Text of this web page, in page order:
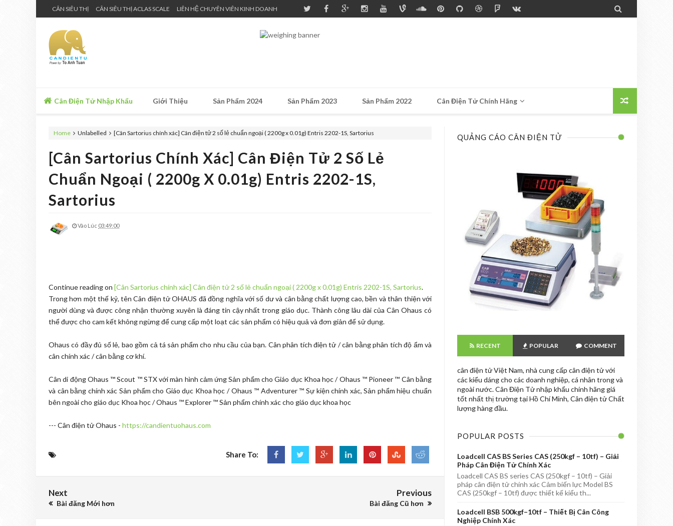
CÂN SIÊU THỊ CÂN SIÊU THỊ ACLAS SCALE LIÊN HỆ CHUYÊN VIÊN KINH DOANH 
Cân Điện Tử Nhập Khẩu Giới Thiệu Sản Phẩm 2024 Sản Phẩm 2023 Sản Phẩm 2022 Cân Điện Tử Chính Hãng
Home Unlabelled [Cân Sartorius chính xác] Cân điện tử 2 số lẻ chuẩn ngoại ( 2200g x 0.01g) Entris 2202-1S, Sartorius
[Cân Sartorius Chính Xác] Cân Điện Tử 2 Số Lẻ
Chuẩn Ngoại ( 2200g X 0.01g) Entris 2202-1S,
Sartorius
Vào Lúc 03:49:00
Continue reading on [Cân Sartorius chính xác] Cân điện tử 2 số lẻ chuẩn ngoại ( 2200g x 0.01g) Entris 2202-1S, Sartorius.
Trong hơn một thế kỷ, tên Cân điện tử OHAUS đã đồng nghĩa với số dư và cân bằng chất lượng cao, bền và thân thiện với
người dùng và được công nhận thường xuyên là đáng tin cậy nhất trong giáo dục. Thành công lâu dài của Cân Ohaus có
thể được cho cam kết không ngừng để cung cấp một loạt các sản phẩm có hiệu quả và đơn giản để sử dụng.
Ohaus có đầy đủ số lẻ, bao gồm cả tá sản phẩm cho nhu cầu của bạn. Cân phân tích điện tử / cân bằng phân tích độ ẩm và
cân chính xác / cân bằng cơ khí.
Cân di động Ohaus ™ Scout ™ STX với màn hình cảm ứng Sản phẩm cho Giáo dục Khoa học / Ohaus ™ Pioneer ™ Cân bằng
và cân bằng chính xác Sản phẩm cho Giáo dục Khoa học / Ohaus ™ Adventurer ™ Sự kiện chính xác, Sản phẩm hiệu chuẩn
bên ngoài cho giáo dục Khoa học / Ohaus ™ Explorer ™ Sản phẩm chính xác cho giáo dục khoa học
--- Cân điện tử Ohaus - https://candientuohaus.com
Share To:
Next
Bài đăng Mới hơn
Previous
Bài đăng Cũ hơn
QUẢNG CÁO CÂN ĐIỆN TỬ
RECENT POPULAR COMMENT
cân điện tử Việt Nam, nhà cung cấp cân điện tử với
các kiểu dáng cho các doanh nghiệp, cá nhân trong và
ngoài nước. Cân Điện Tử nhập khẩu chính hãng giá
tốt nhất thị trường tại Hồ Chí Minh, Cân điện tử Chất
lượng hàng đầu.
POPULAR POSTS
Loadcell CAS BS Series CAS (250kgf – 10tf) – Giải
Pháp Cân Điện Tử Chính Xác
Loadcell CAS BS series CAS (250kgf – 10tf) – Giải
pháp cân điện tử chính xác Cảm biến lực Model BS
CAS (250kgf – 10tf) được thiết kế kiểu th...
Loadcell BSB 500kgf–10tf – Thiết Bị Cân Công
Nghiệp Chính Xác